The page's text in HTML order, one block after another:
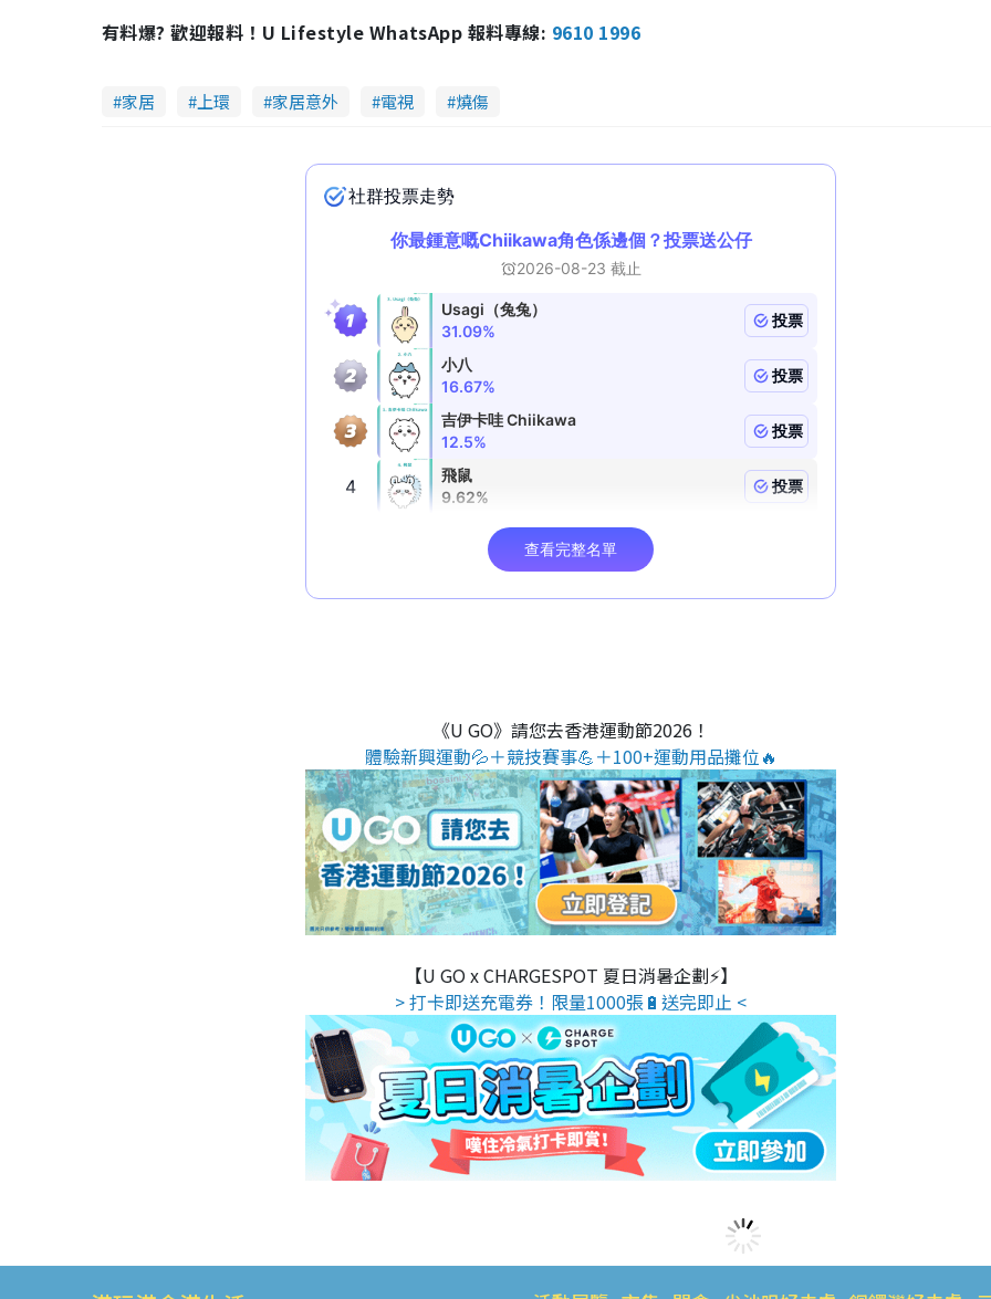
有料爆? 歡迎報料！U Lifestyle WhatsApp 報料專線: 9610 1996
家居 上環 家居意外 電視 燒傷
《U GO》請您去香港運動節2026！
體驗新興運動💦＋競技賽事💪＋100+運動用品攤位🔥
【U GO x CHARGESPOT 夏日消暑企劃⚡】
> 打卡即送充電券！限量1000張🔋送完即止 <